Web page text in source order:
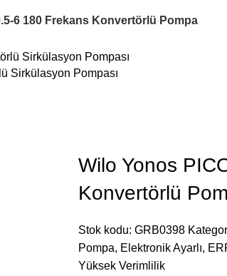
6 180 Frekans Konvertörlü Pompa
Sirkülasyon Pompası
Wilo Yonos
Konvertörlü
Stok kodu: GRB0398
Pompa, Elektronik Ayarlı,
Yüksek Verimlilik